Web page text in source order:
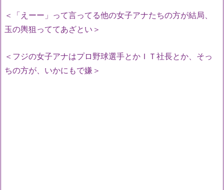
＜「えーー」って言ってる他の女子アナたちの方が結局、
玉の輿狙っててあざとい＞
＜フジの女子アナはプロ野球選手とかＩＴ社長とか、そっ
ちの方が、いかにもで嫌＞